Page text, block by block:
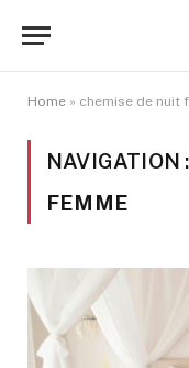
Home » chemise de nuit
NAVIGATION :
FEMME